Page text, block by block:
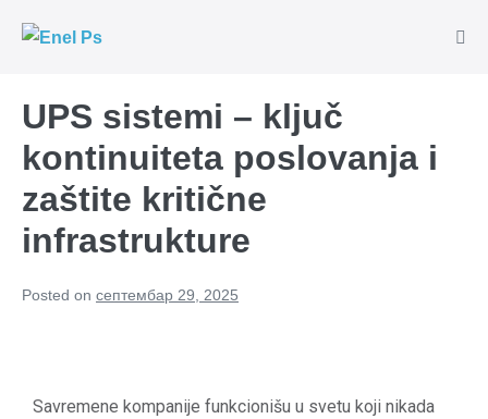
UPS sistemi – ključ
kontinuiteta poslovanja i
zaštite kritične
infrastrukture
Posted on септембар 29, 2025
Savremene kompanije funkcionišu u svetu koji nikada